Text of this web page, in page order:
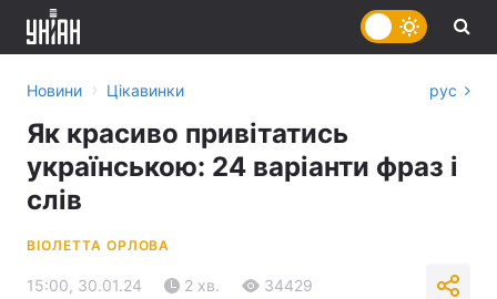
Новини › Цікавинки рус
Як красиво привітатись
українською: 24 варіанти фраз і
слів
ВІОЛЕТТА ОРЛОВА
15:00, 30.01.24 2 хв. 34429